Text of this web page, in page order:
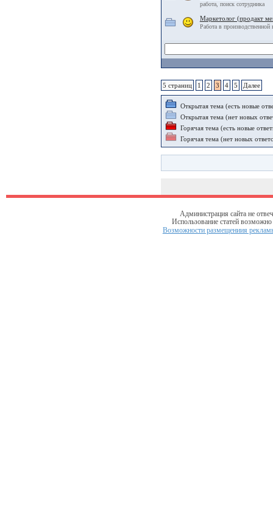
работа, поиск сотрудника
Маркетолог (продакт
Работа в производственной
5 страниц 1 2 3 4 5 Далее
Открытая тема (есть новые
Открытая тема (нет новых
Горячая тема (есть новые
Горячая тема (нет новых
Администрация сайта не
Использование статей
Возможности размещениия